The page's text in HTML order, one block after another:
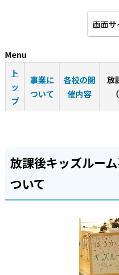
画面サ
Menu
ト
ッ
プ
事業に
ついて
各校の開
催内容
放
放課後キッズルー
ついて